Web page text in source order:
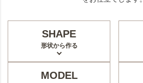
SHAPE
形状から作る
MODEL